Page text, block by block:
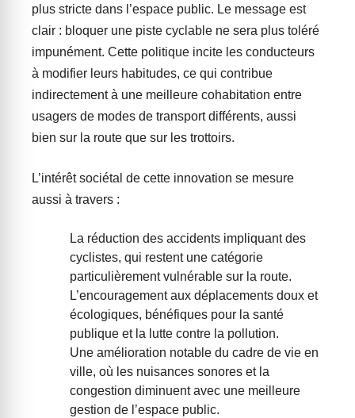
plus stricte dans l’espace public. Le message est
clair : bloquer une piste cyclable ne sera plus toléré
impunément. Cette politique incite les conducteurs
à modifier leurs habitudes, ce qui contribue
indirectement à une meilleure cohabitation entre
usagers de modes de transport différents, aussi
bien sur la route que sur les trottoirs.
L’intérêt sociétal de cette innovation se mesure
aussi à travers :
La réduction des accidents impliquant des
cyclistes, qui restent une catégorie
particulièrement vulnérable sur la route.
L’encouragement aux déplacements doux et
écologiques, bénéfiques pour la santé
publique et la lutte contre la pollution.
Une amélioration notable du cadre de vie en
ville, où les nuisances sonores et la
congestion diminuent avec une meilleure
gestion de l’espace public.